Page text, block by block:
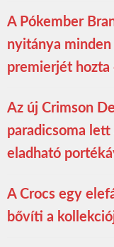
A Pókember
nyitánya
premierjét hozta
Az új Crimson
paradicsoma
eladható
A Crocs egy
bővíti a